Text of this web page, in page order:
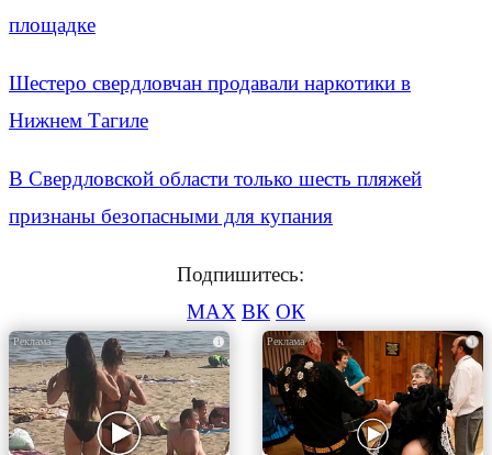
площадке
Шестеро свердловчан продавали наркотики в
Нижнем Тагиле
В Свердловской области только шесть пляжей
признаны безопасными для купания
Подпишитесь:
MAX ВК ОК
i i